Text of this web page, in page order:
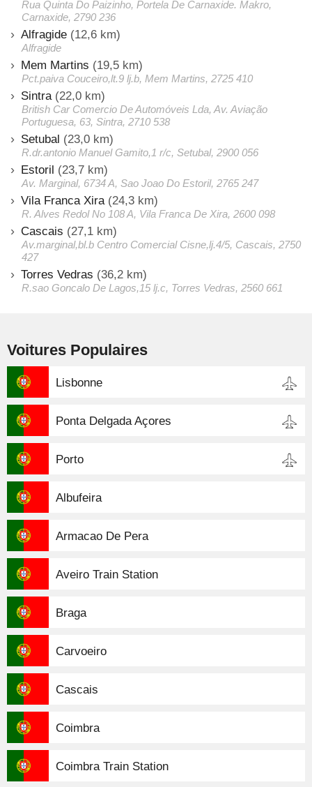
Rua Quinta Do Paizinho, Portela De Carnaxide. Makro,
Carnaxide, 2790 236
Alfragide (12,6 km)
Alfragide
Mem Martins (19,5 km)
Pct.paiva Couceiro,lt.9 lj.b, Mem Martins, 2725 410
Sintra(22,0 km)
British Car Comercio De Automóveis Lda, Av. Aviação
Portuguesa, 63, Sintra, 2710 538
Setubal (23,0 km)
R.dr.antonio Manuel Gamito,1 r/c, Setubal, 2900 056
Estoril (23,7 km)
Av. Marginal, 6734 A, Sao Joao Do Estoril, 2765 247
Vila Franca Xira(24,3 km)
R. Alves Redol No 108 A, Vila Franca De Xira, 2600 098
Cascais (27,1 km)
Av.marginal,bl.b Centro Comercial Cisne,lj.4/5, Cascais, 2750
427
Torres Vedras (36,2 km)
R.sao Goncalo De Lagos,15 lj.c, Torres Vedras, 2560 661
Voitures Populaires
Lisbonne
Ponta Delgada Açores
Porto
Albufeira
Armacao De Pera
Aveiro Train Station
Braga
Carvoeiro
Cascais
Coimbra
Coimbra Train Station